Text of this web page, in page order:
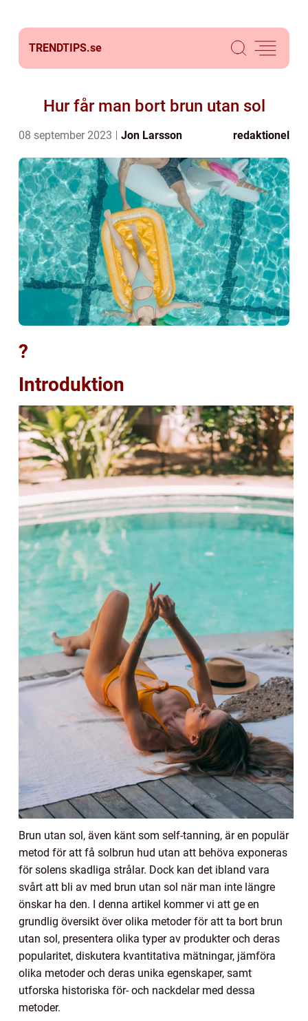
TRENDTIPS.se
Hur får man bort brun utan sol
08 september 2023 Jon Larsson redaktionel
?
Introduktion
Brun utan sol, även känt som self-tanning, är en populär
metod för att få solbrun hud utan att behöva exponeras
för solens skadliga strålar. Dock kan det ibland vara
svårt att bli av med brun utan sol när man inte längre
önskar ha den. I denna artikel kommer vi att ge en
grundlig översikt över olika metoder för att ta bort brun
utan sol, presentera olika typer av produkter och deras
popularitet, diskutera kvantitativa mätningar, jämföra
olika metoder och deras unika egenskaper, samt
utforska historiska för- och nackdelar med dessa
metoder.